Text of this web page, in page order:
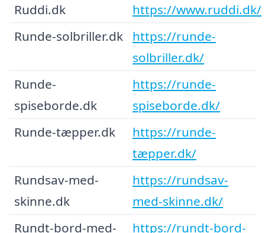
Ruddi.dk
https://www.ruddi.dk/
Runde-solbriller.dk
https://runde-
solbriller.dk/
Runde-
spiseborde.dk
https://runde-
spiseborde.dk/
Runde-tæpper.dk
https://runde-
tæpper.dk/
Rundsav-med-
skinne.dk
https://rundsav-
med-skinne.dk/
Rundt-bord-med-
https://rundt-bord-